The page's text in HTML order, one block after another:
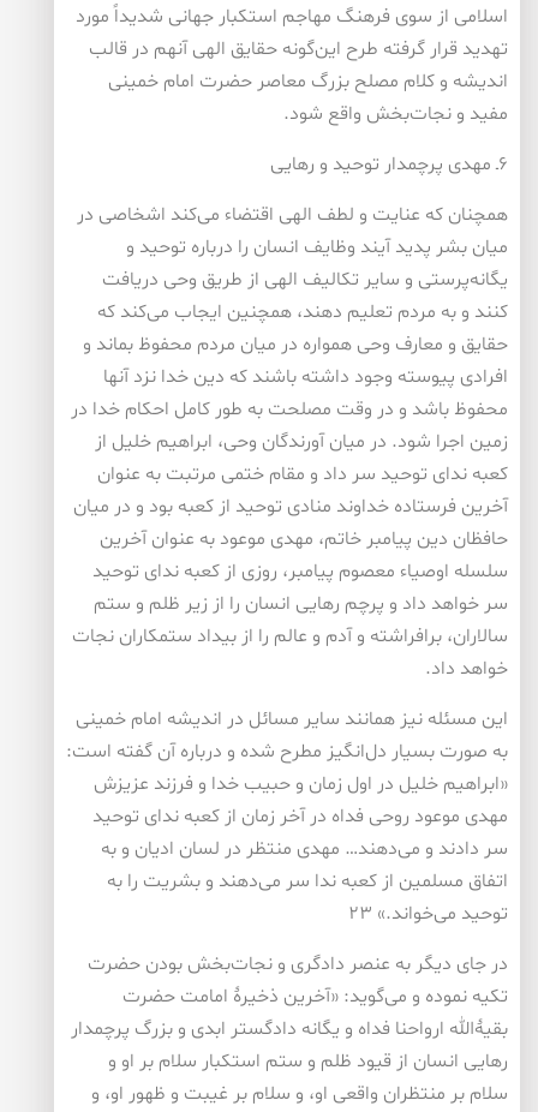
اسلامی از سوی فرهنگ مهاجم استکبار جهانی شدیداً مورد
تهدید قرار گرفته طرح این‌گونه حقایق الهی آنهم در قالب
اندیشه و کلام مصلح بزرگ معاصر حضرت امام خمینی
مفید و نجات‌بخش واقع شود.
۶ـ مهدی پرچمدار توحید و رهایی
همچنان که عنایت و لطف الهی اقتضاء می‌کند اشخاصی در
میان بشر پدید آیند وظایف انسان را درباره توحید و
یگانه‌پرستی و سایر تکالیف الهی از طریق وحی دریافت
کنند و به مردم تعلیم دهند، همچنین ایجاب می‌کند که
حقایق و معارف وحی همواره در میان مردم محفوظ بماند و
افرادی پیوسته وجود داشته باشند که دین خدا نزد آنها
محفوظ باشد و در وقت مصلحت به طور کامل احکام خدا در
زمین اجرا شود. در میان آورندگان وحی، ابراهیم خلیل از
کعبه ندای توحید سر داد و مقام ختمی مرتبت به عنوان
آخرین فرستاده خداوند منادی توحید از کعبه بود و در میان
حافظان دین پیامبر خاتم، مهدی موعود به عنوان آخرین
سلسله اوصیاء معصوم پیامبر، روزی از کعبه ندای توحید
سر خواهد داد و پرچم رهایی انسان را از زیر ظلم و ستم
سالاران، برافراشته و آدم و عالم را از بیداد ستمکاران نجات
خواهد داد.
این مسئله نیز همانند سایر مسائل در اندیشه امام خمینی
به صورت بسیار دل‌انگیز مطرح شده و درباره آن گفته است:
«ابراهیم خلیل در اول زمان و حبیب خدا و فرزند عزیزش
مهدی موعود روحی فداه در آخر زمان از کعبه ندای توحید
سر دادند و می‌دهند… مهدی منتظر در لسان ادیان و به
اتفاق مسلمین از کعبه ندا سر می‌دهند و بشریت را به
توحید می‌خواند.» ۲۳
در جای دیگر به عنصر دادگری و نجات‌بخش بودن حضرت
تکیه نموده و می‌گوید: «آخرین ذخیرۀ امامت حضرت
بقیۀ‌الله ارواحنا فداه و یگانه دادگستر ابدی و بزرگ پرچمدار
رهایی انسان از قیود ظلم و ستم استکبار سلام بر او و
سلام بر منتظران واقعی او، و سلام بر غیبت و ظهور او، و